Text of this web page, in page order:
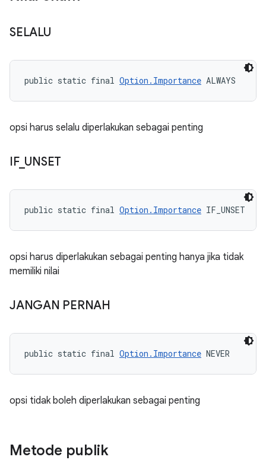
SELALU
public static final Option.Importance ALWAYS
opsi harus selalu diperlakukan sebagai penting
IF_ UNSET
public static final Option.Importance IF_UNSET
opsi harus diperlakukan sebagai penting hanya jika tidak
memiliki nilai
JANGAN PERNAH
public static final Option.Importance NEVER
opsi tidak boleh diperlakukan sebagai penting
Metode publik